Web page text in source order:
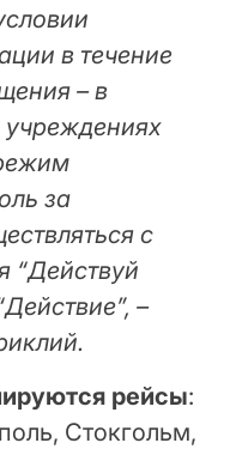
в течение
– в
за
с
–
рейсы:
Стокгольм,